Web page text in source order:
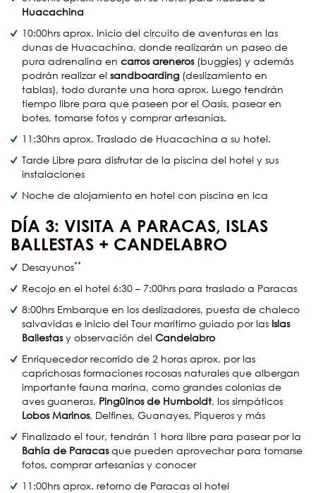
Huacachina
10:00hrs aprox. Inicio del circuito de aventuras en las
dunas de Huacachina, donde realizarán un paseo de
pura adrenalina en carros areneros(buggies) y además
podrán realizar el sandboarding (deslizamiento en
tablas), todo durante una hora aprox. Luego tendrán
tiempo libre para que paseen por el Oasis, pasear en
botes, tomarse fotos y comprar artesanías.
11:30hrs aprox. Traslado de Huacachina a su hotel.
Tarde Libre para disfrutar de la piscina del hotel y sus
instalaciones
Noche de alojamiento en hotel con piscina en Ica
DÍA 3: VISITA A PARACAS, ISLAS
BALLESTAS + CANDELABRO
Desayunos**
Recojo en el hotel 6:30 – 7:00hrs para traslado a Paracas
8:00hrs Embarque en los deslizadores, puesta de chaleco
salvavidas e inicio del Tour marítimo guiado por las Islas
Ballestasy observación del Candelabro
Enriquecedor recorrido de 2 horas aprox. por las
caprichosas formaciones rocosas naturales que albergan
importante fauna marina, como grandes colonias de
aves guaneras, Pingüinos de Humboldt, los simpáticos
Lobos Marinos, Delfines, Guanayes, Piqueros y más
Finalizado el tour, tendrán 1 hora libre para pasear por la
Bahía de Paracasque pueden aprovechar para tomarse
fotos, comprar artesanías y conocer
11:00hrs aprox. retorno de Paracas al hotel